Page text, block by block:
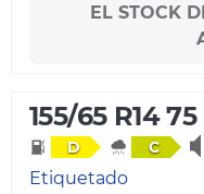
EL STOCK
155/65 R14 75
D C
Etiquetado